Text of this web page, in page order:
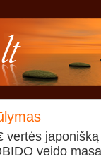
vertės japonišką
veido